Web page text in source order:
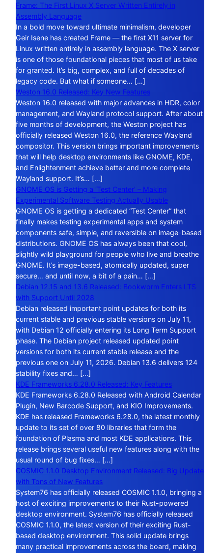
Frame: The First Linux X Server Written Entirely in
Assembly Language
In a bold move toward ultimate minimalism, developer
Geir Isene has created Frame — the first X11 server for
Linux written entirely in assembly language. The X server
is one of those foundational pieces that most of us take
for granted. It’s big, complex, and full of decades of
legacy code. But what if someone… […]
Weston 16.0 Released: Key New Features
Weston 16.0 released with major advances in HDR, color
management, and Wayland protocol support. After about
five months of development, the Weston project has
officially released Weston 16.0, the reference Wayland
compositor. This version brings important improvements
that will help desktop environments like GNOME, KDE,
and Enlightenment achieve better and more complete
Wayland support. It’s… […]
GNOME OS is Getting a ‘Test Center’ – Making
Experimental Software Testing Actually Usable
GNOME OS is getting a dedicated “Test Center” that
finally makes testing experimental apps and system
components safe, simple, and reversible on image-based
distributions. GNOME OS has always been that cool,
slightly wild playground for people who live and breathe
GNOME. It’s image-based, atomically updated, super
secure… and until now, a bit of a pain… […]
Debian 12.15 and 13.6 Released: Bookworm Enters LTS
with Support Until 2028
Debian released important point updates for both its
current stable and previous stable versions on July 11,
with Debian 12 officially entering its Long Term Support
phase. The Debian project released updated point
versions for both its current stable release and the
previous one on July 11, 2026. Debian 13.6 delivers 124
stability fixes and… […]
KDE Frameworks 6.28.0 Released: Key Features
KDE Frameworks 6.28.0 Released with Android Calendar
Plugin, New Barcode Support, and KIO Improvements.
KDE has released Frameworks 6.28.0, the latest monthly
update to its set of over 80 libraries that form the
foundation of Plasma and most KDE applications. This
release brings several useful new features along with the
usual round of bug fixes… […]
COSMIC 1.1.0 Desktop Environment Released: Big Update
with Tons of New Features
System76 has officially released COSMIC 1.1.0, bringing a
host of exciting improvements to their Rust-powered
desktop environment. System76 has officially released
COSMIC 1.1.0, the latest version of their exciting Rust-
based desktop environment. This solid update brings
many practical improvements across the board, making